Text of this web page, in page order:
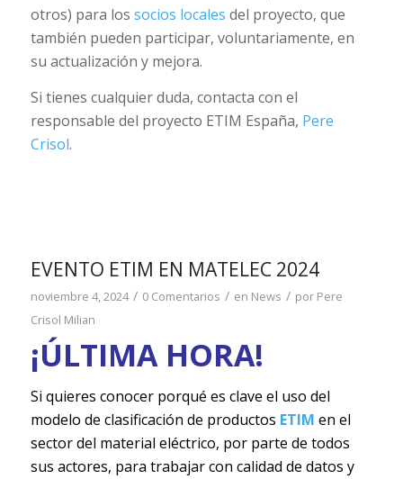
otros) para los socios locales del proyecto, que
también pueden participar, voluntariamente, en
su actualización y mejora.
Si tienes cualquier duda, contacta con el
responsable del proyecto ETIM España, Pere
Crisol.
EVENTO ETIM EN MATELEC 2024
noviembre 4, 2024 / 0 Comentarios / en News / por Pere
Crisol Milian
¡ÚLTIMA HORA!
Si quieres conocer porqué es clave el uso del
modelo de clasificación de productos ETIM en el
sector del material eléctrico, por parte de todos
sus actores, para trabajar con calidad de datos y